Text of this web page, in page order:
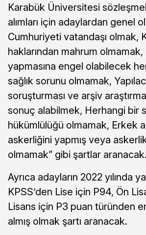
Karabük Üniversitesi
alımları için adaylardan genel
Cumhuriyeti vatandaşı olmak,
haklarından mahrum
yapmasına engel olabilecek
sağlık sorunu olmamak,
soruşturması ve arşiv
sonuç alabilmek, Herhangi bir
hükümlülüğü olmamak, Erkek
askerliğini yapmış veya
olmamak” gibi şartlar aranacak.
Ayrıca adayların 2022 yılında
KPSS’den Lise için P94, Ön
Lisans için P3 puan türünden
almış olmak şartı aranacak.